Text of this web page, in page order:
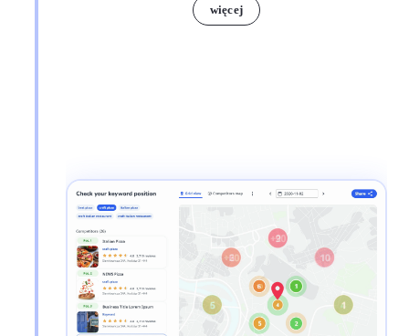
więcej